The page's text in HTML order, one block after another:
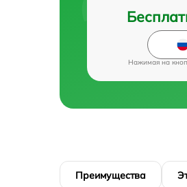
Нажимая на
Преимущества